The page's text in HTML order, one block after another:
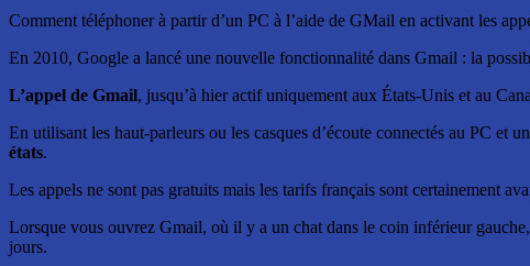
Comment téléphoner à partir d’un PC à l’aide de GMail en activant les
En 2010, Google a lancé une nouvelle fonctionnalité dans Gmail : la
L’appel de Gmail, jusqu’à hier actif uniquement aux États-Unis et au
En utilisant les haut-parleurs ou les casques d’écoute connectés au PC et
états.
Les appels ne sont pas gratuits mais les tarifs français sont certainement
Lorsque vous ouvrez Gmail, où il y a un chat dans le coin inférieur
jours.